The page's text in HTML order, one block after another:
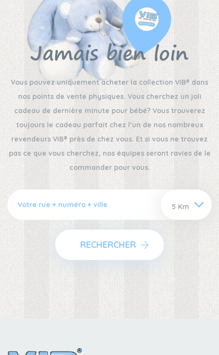
Jamais bien loin
Vous pouvez uniquement acheter la collection VIB® dans
nos points de vente physiques. Vous cherchez un joli
cadeau de dernière minute pour bébé? Vous trouverez
toujours le cadeau parfait chez l’un de nos nombreux
revendeurs VIB® près de chez vous. Et si vous ne trouvez
pas ce que vous cherchez, nos équipes seront ravies de le
commander pour vous.
RECHERCHER